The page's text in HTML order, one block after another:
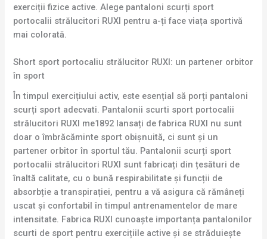
exerciții fizice active. Alege pantaloni scurți sport
portocalii strălucitori RUXI pentru a-ți face viața sportivă
mai colorată.
Short sport portocaliu strălucitor RUXI: un partener orbitor
în sport
În timpul exercițiului activ, este esențial să porți pantaloni
scurți sport adecvati. Pantalonii scurti sport portocalii
strălucitori RUXI me1892 lansați de fabrica RUXI nu sunt
doar o îmbrăcăminte sport obișnuită, ci sunt și un
partener orbitor în sportul tău. Pantalonii scurți sport
portocalii strălucitori RUXI sunt fabricați din țesături de
înaltă calitate, cu o bună respirabilitate și funcții de
absorbție a transpirației, pentru a vă asigura că rămâneți
uscat și confortabil în timpul antrenamentelor de mare
intensitate. Fabrica RUXI cunoaște importanța pantalonilor
scurti de sport pentru exercițiile active și se străduiește